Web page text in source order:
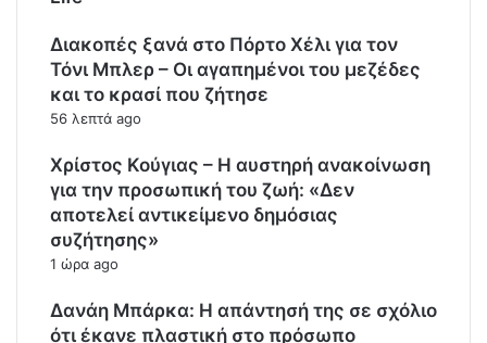
Διακοπές ξανά στο Πόρτο Χέλι για τον
Τόνι Μπλερ – Οι αγαπημένοι του μεζέδες
και το κρασί που ζήτησε
56 λεπτά ago
Χρίστος Κούγιας – Η αυστηρή ανακοίνωση
για την προσωπική του ζωή: «Δεν
αποτελεί αντικείμενο δημόσιας
συζήτησης»
1 ώρα ago
Δανάη Μπάρκα: Η απάντησή της σε σχόλιο
ότι έκανε πλαστική στο πρόσωπο